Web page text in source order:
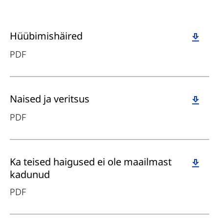
Download
Hüübimishäired
PDF
Download
Naised ja veritsus
PDF
Download
Ka teised haigused ei ole maailmast
kadunud
PDF